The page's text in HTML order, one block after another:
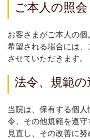
ご本人の照会
お客さまがご本人の
希望される場合には
させていただきます。
法令、規範の
当院は、保有する個
令、その他規範を遵
見直し、その改善に努